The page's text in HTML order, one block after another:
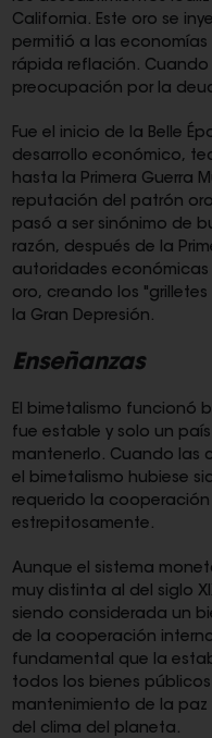
California. Este oro se
permitió a las
rápida reflación.
preocupación por la
Fue el inicio de la Belle
desarrollo económico,
hasta la Primera Guerra
reputación del patrón
pasó a ser sinónimo de
razón, después de la
autoridades económicas
oro, creando los
la Gran Depresión.
Enseñanzas
El bimetalismo funcionó
fue estable y solo un
mantenerlo. Cuando las
el bimetalismo hubiese
requerido la
estrepitosamente.
Aunque el sistema
muy distinta al del siglo
siendo considerada un
de la cooperación
fundamental que la
todos los bienes
mantenimiento de la
del clima del planeta.